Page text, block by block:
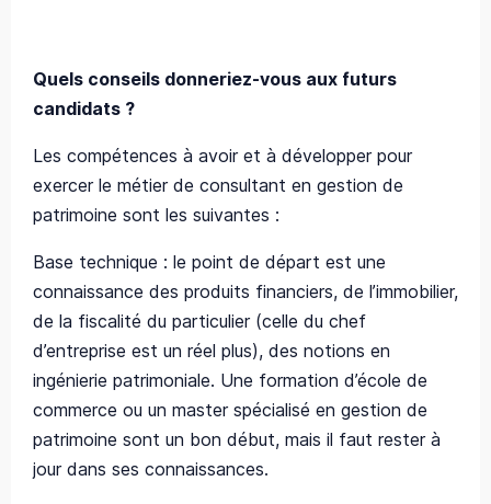
Quels conseils donneriez-vous aux futurs
candidats ?
Les compétences à avoir et à développer pour
exercer le métier de consultant en gestion de
patrimoine sont les suivantes :
Base technique : le point de départ est une
connaissance des produits financiers, de l’immobilier,
de la fiscalité du particulier (celle du chef
d’entreprise est un réel plus), des notions en
ingénierie patrimoniale. Une formation d’école de
commerce ou un master spécialisé en gestion de
patrimoine sont un bon début, mais il faut rester à
jour dans ses connaissances.